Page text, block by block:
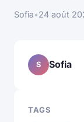
Sofia•24 août
S Sofia
TAGS